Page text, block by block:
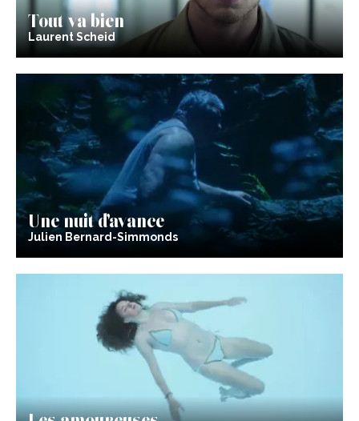
Tout va bien
Laurent Scheid
Une nuit d’avance
Julien Bernard-Simmonds
Les amoureuses